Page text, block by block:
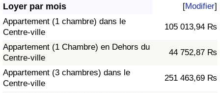
Loyer par mois [Modifier]
Appartement (1 chambre) dans le
Centre-ville
105 013,94 ₨
Appartement (1 Chambre) en Dehors du
Centre-ville
44 752,87 ₨
Appartement (3 chambres) dans le
Centre-ville
251 463,69 ₨